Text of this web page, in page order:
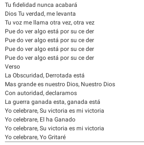
Tu fidelidad nunca acabará
Dios Tu verdad, me levanta
Tu voz me llama otra vez, otra vez
Pue do ver algo está por su ce der
Pue do ver algo está por su ce der
Pue do ver algo está por su ce der
Pue do ver algo está por su ce der
Verso
La Obscuridad, Derrotada está
Mas grande es nuestro Dios, Nuestro Dios
Con autoridad, declaramos
La guerra ganada esta, ganada está
Yo celebrare, Su victoria es mi victoria
Yo celebrare, El ha Ganado
Yo celebrare, Su victoria es mi victoria
Yo celebrare, Yo Gritaré